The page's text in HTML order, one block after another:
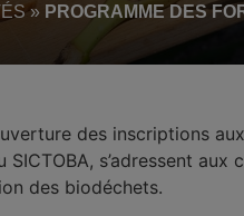
» PROGRAMME DES
des inscriptions
s’adressent
des biodéchets.